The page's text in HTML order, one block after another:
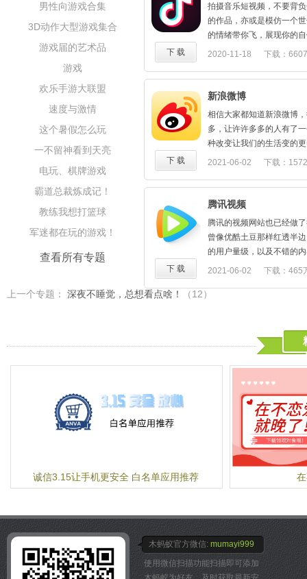
男性向游戏合集
3D动作大型游戏集合
游戏届的艺术品
游戏
欢乐手游大联盟
速度与激情
这个暑假怎么玩
一不留神看到天亮
电玩、棋牌游戏
霸道总裁炼成记！
教练我想打篮球
军迷都在玩的游戏！
查看所有专题
·有个自留地，写内心真实
懂你的陌生人
·还可能找到真爱哦－
Cool到没朋友的你，快来
如遇到问题，请发邮件给
等视频分享网站，也有不
的二次创作内容。视频内
客，QQVideo，优酷，土
网站（采用非正式转载方
服务器上），但该服务现
现在该网站上大部分的视
文排名第608位。
Bilibili目前有动画、音乐
新番连载6个板块。
拍摄音乐短视频，不要背
的作品，亦或是模仿一个
的情绪带你飞，展现你的
这里每一个时刻都是你，
2020-11-18 下载：
下 载
新浪微博
相信大家都知道新浪微博
多，让许许多多的人有了
种改变让我们的生活变的
的透明了。
2021-06-02 下载：
103.60M
下 载
腾讯视频
腾讯的视频网站也已经做
曾像优酷土豆那样红透半
的用户量级，以及不错的
的用户成为其重视的粉丝。
2021-06-02 下载：465
下 载
上一个专题： 深夜不睡觉，总想看点啥！ （12）
诚信3.15让手机更安全 白名单应用推荐
木蚂蚁官方微信: mumayi999
使用微信扫描功能扫描即可添加